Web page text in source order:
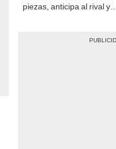
piezas, anticipa al rival y